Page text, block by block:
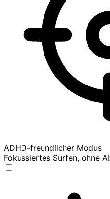
ADHD-freundlicher Modus
Fokussiertes Surfen, ohne